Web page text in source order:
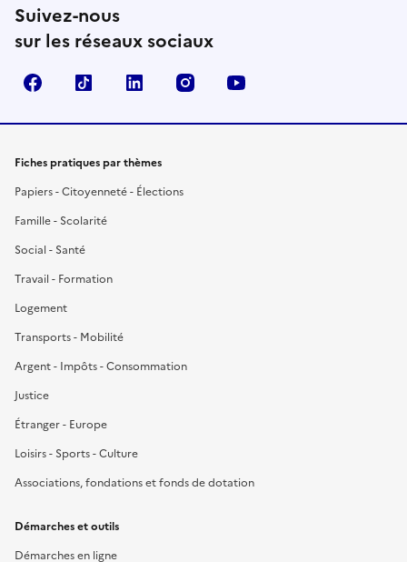
Suivez-nous
sur les réseaux sociaux
FacebookTikTok LinkedIn Instagram
Fiches pratiques par thèmes
Papiers - Citoyenneté - Élections
Famille - Scolarité
Social - Santé
Travail - Formation
Logement
Transports - Mobilité
Argent - Impôts - Consommation
Justice
Étranger - Europe
Loisirs - Sports - Culture
Associations, fondations et fonds de dotation
Démarches et outils
Démarches en ligne